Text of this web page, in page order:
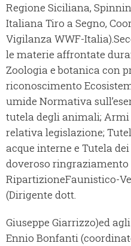
Regione Siciliana,
Italiana Tiro a Segno,
Vigilanza WWF-
le materie affrontate
Zoologia e botanica con
riconoscimento
umide Normativa
tutela degli animali;
relativa legislazione;
acque interne e Tutela
doveroso ringraziamento
RipartizioneFaunistico-
(Dirigente dott.
Giuseppe Giarrizzo)ed
Ennio Bonfanti